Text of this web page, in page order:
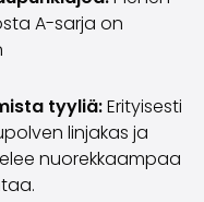
A-sarja on
tyyliä:Erityisesti
linjakas ja
nuorekkaampaa